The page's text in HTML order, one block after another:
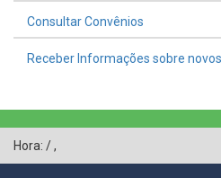
Consultar Convênios
Receber Informações sobre
Hora: /,